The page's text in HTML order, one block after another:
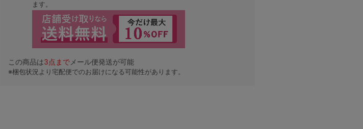
ます。
この商品は3点まで メール便発送が可能
※梱包状況より宅配便でのお届けになる可能性があります。